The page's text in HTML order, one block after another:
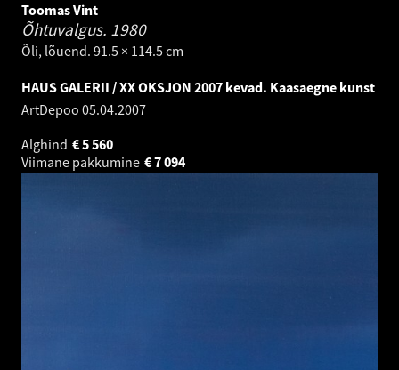
Toomas Vint
Õhtuvalgus. 1980
Õli, lõuend. 91.5 × 114.5 cm
HAUS GALERII / XX OKSJON 2007 kevad. Kaasaegne kunst
ArtDepoo 05.04.2007
Alghind
5 560
€
Viimane pakkumine
7 094
€